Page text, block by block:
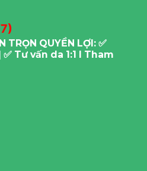
TRỌN QUYỀN LỢI: ✅
Tư vấn da 1:1 I Tham